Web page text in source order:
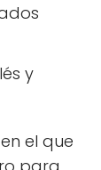
y
el que